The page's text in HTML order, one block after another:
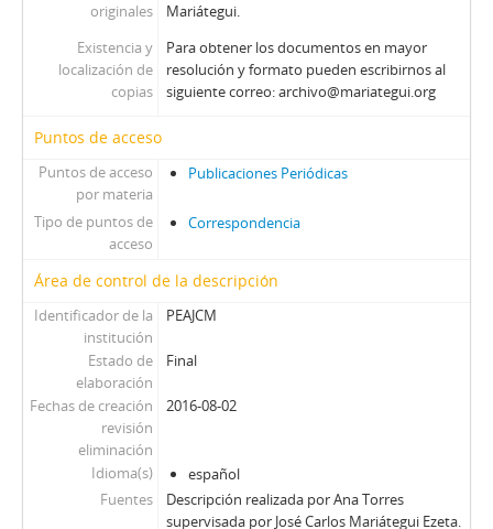
originales
Mariátegui.
Existencia y
localización de
copias
Para obtener los documentos en mayor
resolución y formato pueden escribirnos al
siguiente correo: archivo@mariategui.org
Puntos de acceso
Puntos de acceso
por materia
Publicaciones Periódicas
Tipo de puntos de
acceso
Correspondencia
Área de control de la descripción
Identificador de la
institución
PEAJCM
Estado de
elaboración
Final
Fechas de creación
revisión
eliminación
2016-08-02
Idioma(s)
español
Fuentes
Descripción realizada por Ana Torres
supervisada por José Carlos Mariátegui Ezeta.